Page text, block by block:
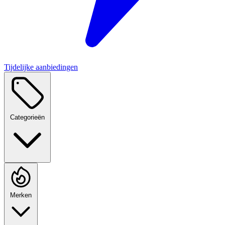
Tijdelijke aanbiedingen
Categorieën
Merken